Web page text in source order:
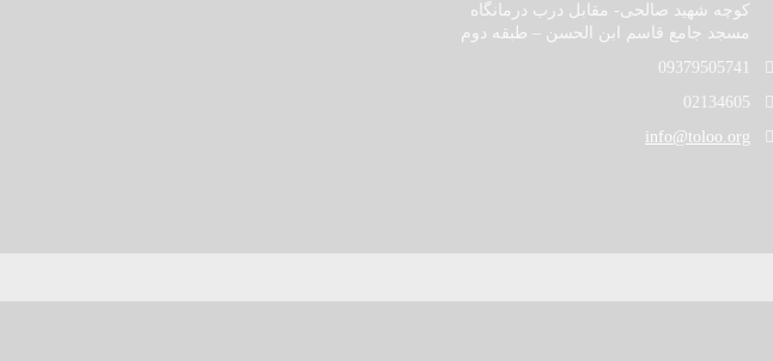
کوچه شهید صالحی- مقابل درب درمانگاه
مسجد جامع قاسم ابن الحسن – طبقه دوم
09379505741
02134605
info@toloo.org